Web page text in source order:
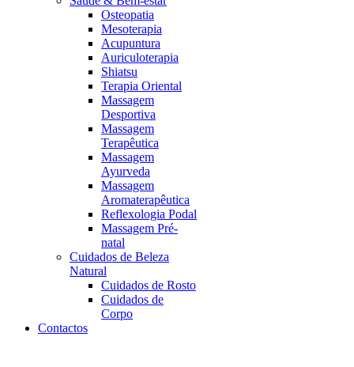
Osteopatia
Mesoterapia
Acupuntura
Auriculoterapia
Shiatsu
Terapia Oriental
Massagem
Desportiva
Massagem
Terapêutica
Massagem
Ayurveda
Massagem
Aromaterapêutica
Reflexologia Podal
Massagem Pré-
natal
Cuidados de Beleza
Natural
Cuidados de Rosto
Cuidados de
Corpo
Contactos